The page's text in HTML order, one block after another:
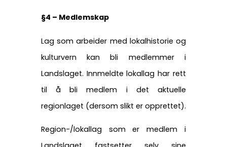
§4 – Medlemskap
Lag som arbeider med lokalhistorie og
kulturvern kan bli medlemmer i
Landslaget. Innmeldte lokallag har rett
til å bli medlem i det aktuelle
regionlaget (dersom slikt er opprettet).
Region-/lokallag som er medlem i